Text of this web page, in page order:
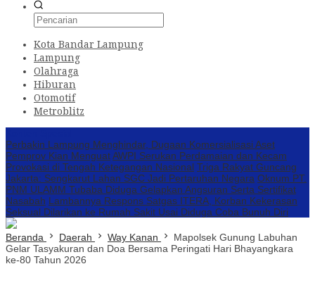
Kota Bandar Lampung
Lampung
Olahraga
Hiburan
Otomotif
Metroblitz
Perbakin Lampung Menghindar, Dugaan Komersialisasi Aset
Pemprov Kian MenguatAWPI Serukan Perdamaian dan Kecam
Provokasi di Tengah Ketegangan Nasional Triga Rakyat Guncang
Jakarta: Sengkarut Lahan SGC Jadi Pertaruhan Negara Oknum PT.
PNM ULAMM Tubaba Diduga Gelapkan Angsuran Serta Sertifikat
Nasabah Lambannya Respons Satgas ITERA, Korban Kekerasan
Seksual Dilarikan ke Rumah Sakit Usai Diduga Coba Bunuh Diri
Beranda Daerah Way Kanan
Mapolsek Gunung Labuhan
Gelar Tasyakuran dan Doa Bersama Peringati Hari Bhayangkara
ke-80 Tahun 2026